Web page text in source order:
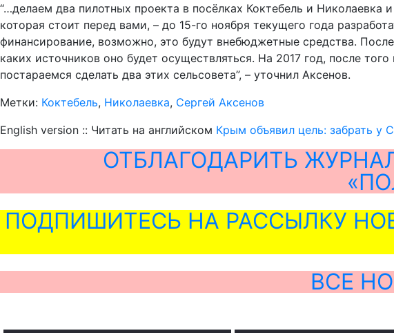
“…делаем два пилотных проекта в посёлках Коктебель и
которая стоит перед вами, – до 15-го ноября текущего года
финансирование, возможно, это будут внебюджетные средства.
каких источников оно будет осуществляться. На 2017 год, после
постараемся сделать два этих сельсовета”, – уточнил Аксенов.
Метки: Коктебель, Николаевка, Сергей Аксенов
English version :: Читать на английском Крым объявил цель: забрать у
ОТБЛАГОДАРИТЬ
ПОДПИШИТЕСЬ НА РАССЫЛКУ
ВСЕ